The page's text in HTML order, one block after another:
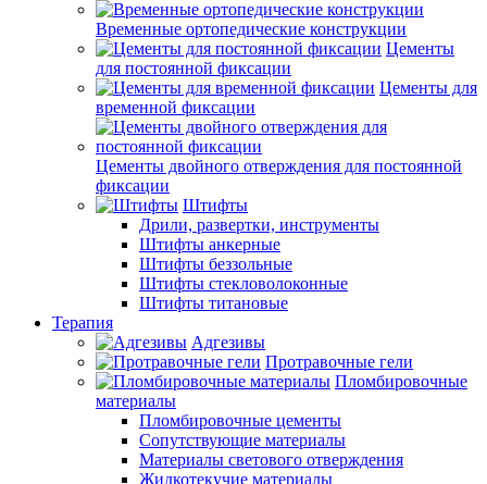
Временные ортопедические конструкции
Цементы
для постоянной фиксации
Цементы для
временной фиксации
Цементы двойного отверждения для постоянной
фиксации
Штифты
Дрили, развертки, инструменты
Штифты анкерные
Штифты беззольные
Штифты стекловолоконные
Штифты титановые
Терапия
Адгезивы
Протравочные гели
Пломбировочные
материалы
Пломбировочные цементы
Сопутствующие материалы
Материалы светового отверждения
Жидкотекучие материалы